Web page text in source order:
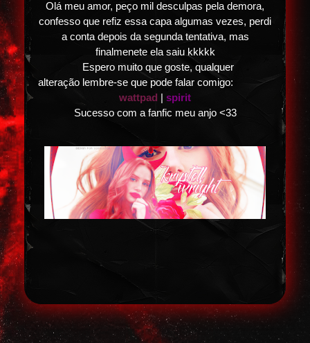
Olá meu amor, peço mil desculpas pela demora,
confesso que refiz essa capa algumas vezes, perdi
a conta depois da segunda tentativa, mas
finalmenete ela saiu kkkkk
Espero muito que goste, qualquer
alteração lembre-se que pode falar comigo:
wattpad
spirit
Sucesso com a fanfic meu anjo <33